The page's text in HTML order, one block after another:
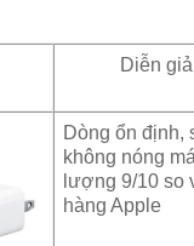
Diễn
Dòng ổn định,
không nóng
lượng 9/10 so
hàng Apple